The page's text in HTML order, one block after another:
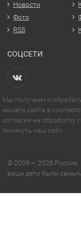
Новости
Фото
RSS
СОЦСЕТИ
Мы получаем и
нашего сайта в
согласия на
покинуть наш сайт.
© 2009 — 2026
ваши дети были